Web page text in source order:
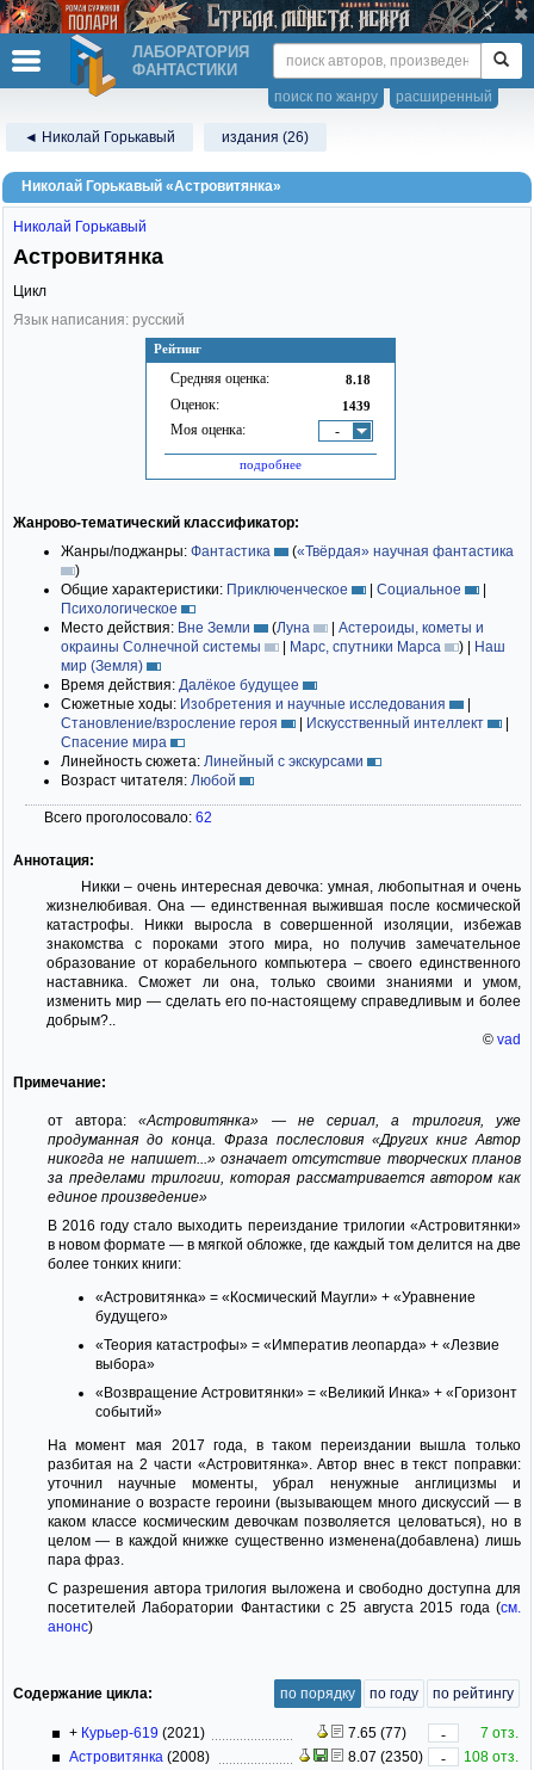
ЛАБОРАТОРИЯ
ФАНТАСТИКИ
расширенный
поиск по жанру
◄ Николай Горькавый издания (26)
Николай Горькавый «Астровитянка»
Рейтинг
Средняя оценка: 8.18
Оценок: 1439
Моя оценка: -
подробнее
Николай Горькавый
Астровитянка
Цикл
Язык написания: русский
Жанрово-тематический классификатор:
Жанры/поджанры: Фантастика («Твёрдая» научная фантастика
)
Общие характеристики: Приключенческое | Социальное
|
Психологическое
Место действия: Вне Земли (Луна | Астероиды, кометы и
окраины Солнечной системы
| Марс, спутники Марса ) | Наш
мир (Земля)
Время действия: Далёкое будущее
Сюжетные ходы: Изобретения и научные исследования
|
Становление/взросление героя
| Искусственный интеллект
|
Спасение мира
Линейность сюжета: Линейный с экскурсами
Возраст читателя: Любой
Всего проголосовало: 62
Аннотация:
Никки – очень интересная девочка: умная, любопытная и очень
жизнелюбивая. Она — единственная выжившая после космической
катастрофы. Никки выросла в совершенной изоляции, избежав
знакомства с пороками этого мира, но получив замечательное
образование от корабельного компьютера – своего единственного
наставника. Сможет ли она, только своими знаниями и умом,
изменить мир — сделать его по-настоящему справедливым и более
добрым?..
© vad
Примечание:
от автора:«Астровитянка» — не сериал, а трилогия, уже
продуманная до конца. Фраза послесловия «Других книг Автор
никогда не напишет...» означает отсутствие творческих планов
за пределами трилогии, которая рассматривается автором как
единое произведение»
В 2016 году стало выходить переиздание трилогии «Астровитянки»
в новом формате — в мягкой обложке, где каждый том делится на две
более тонких книги:
«Астровитянка» = «Космический Маугли» + «Уравнение
будущего»
«Теория катастрофы» = «Императив леопарда» + «Лезвие
выбора»
«Возвращение Астровитянки» = «Великий Инка» + «Горизонт
событий»
На момент мая 2017 года, в таком переиздании вышла только
разбитая на 2 части «Астровитянка». Автор внес в текст поправки:
уточнил научные моменты, убрал ненужные англицизмы и
упоминание о возрасте героини (вызывающем много дискуссий — в
каком классе космическим девочкам позволяется целоваться), но в
целом — в каждой книжке существенно изменена(добавлена) лишь
пара фраз.
С разрешения автора трилогия выложена и свободно доступна для
посетителей Лаборатории Фантастики с 25 августа 2015 года (см.
анонс)
Содержание цикла: по порядку по году по рейтингу
+ Курьер-619 (2021) 7.65 (77) -
7 отз.
Астровитянка (2008) 8.07 (2350) -
108 отз.